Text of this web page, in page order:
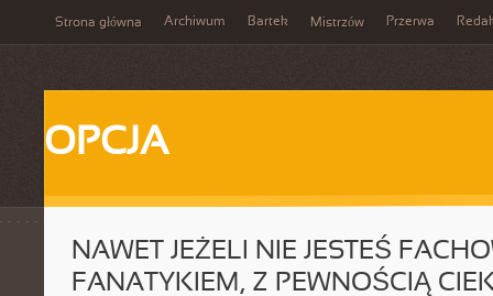
Strona główna Archiwum Bartek Mistrzów Przerwa
OPCJA
NAWET JEŻELI NIE JESTEŚ
FANATYKIEM, Z PEWNOŚCIĄ